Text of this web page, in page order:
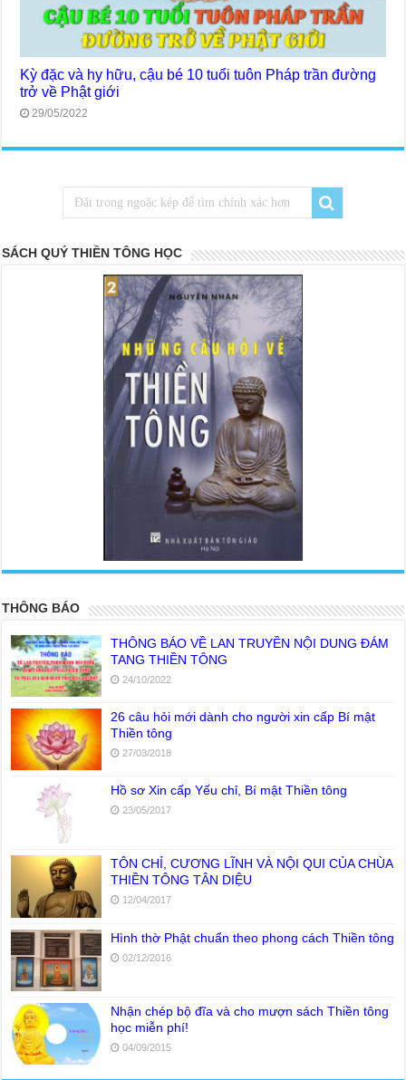
Kỳ đặc và hy hữu, cậu bé 10 tuổi tuôn Pháp trần đường
trở về Phật giới
29/05/2022
SÁCH QUÝ THIỀN TÔNG HỌC
THÔNG BÁO
THÔNG BÁO VỀ LAN TRUYỀN NỘI DUNG ĐÁM
TANG THIỀN TÔNG
24/10/2022
26 câu hỏi mới dành cho người xin cấp Bí mật
Thiền tông
27/03/2018
Hồ sơ Xin cấp Yếu chỉ, Bí mật Thiền tông
23/05/2017
TÔN CHỈ, CƯƠNG LĨNH VÀ NỘI QUI CỦA CHÙA
THIỀN TÔNG TÂN DIỆU
12/04/2017
Hình thờ Phật chuẩn theo phong cách Thiền tông
02/12/2016
Nhận chép bộ đĩa và cho mượn sách Thiền tông
học miễn phí!
04/09/2015